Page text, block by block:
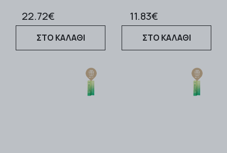
22.72€
ΣΤΟ ΚΑΛΑΘΙ
11.83€
ΣΤΟ ΚΑΛΑΘΙ